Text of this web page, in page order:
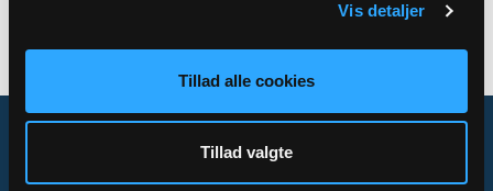
Vis detaljer
Tillad alle cookies
Tillad valgte